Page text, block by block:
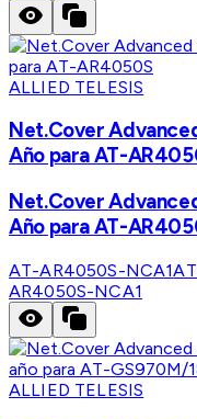
ALLIED TELESIS
Net.Cover
Año para AT-
Net.Cover
Año para AT-
AT-AR4050S-NCA1
AR4050S-NCA1
ALLIED TELESIS